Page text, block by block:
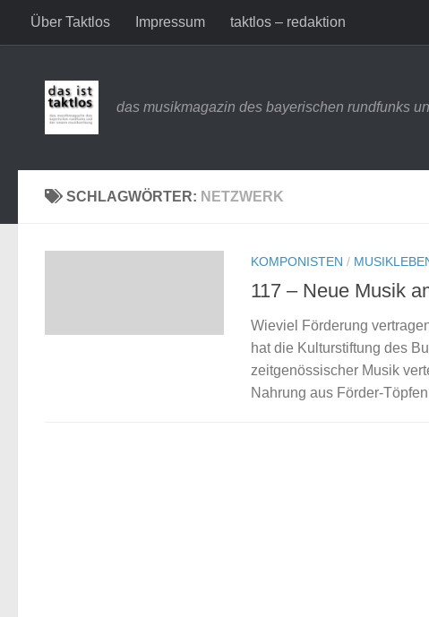
Zum Inhalt springen
Über Taktlos Impressum taktlos – redaktion
das musikmagazin des bayerischen rundfunks
SCHLAGWÖRTER: NETZWERK
KOMPONISTEN /
117 – Neue Musik
Wieviel Förderung
hat die Kulturstiftung des
zeitgenössischer Musik
Nahrung aus Förder-